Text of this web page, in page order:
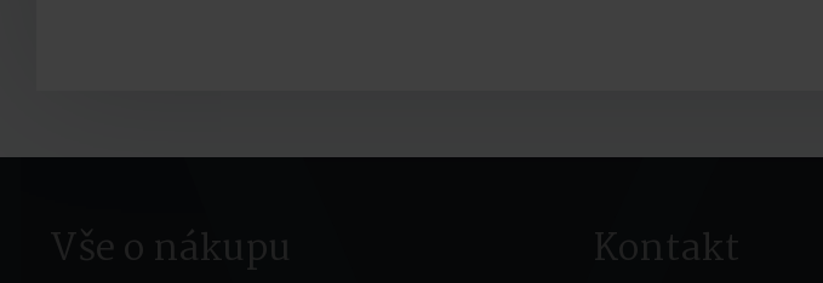
Vše o nákupu Kontakt